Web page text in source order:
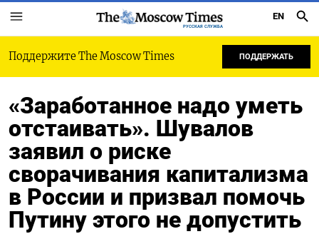
РУССКАЯ СЛУЖБА
EN
Поддержите The Moscow Times ПОДДЕРЖАТЬ
«Заработанное надо уметь
отстаивать». Шувалов
заявил о риске
сворачивания капитализма
в России и призвал помочь
Путину этого не допустить